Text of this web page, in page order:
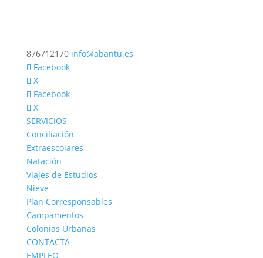
876712170 info@abantu.es
Facebook
X
Facebook
X
SERVICIOS
Conciliación
Extraescolares
Natación
Viajes de Estudios
Nieve
Plan Corresponsables
Campamentos
Colonias Urbanas
CONTACTA
EMPLEO